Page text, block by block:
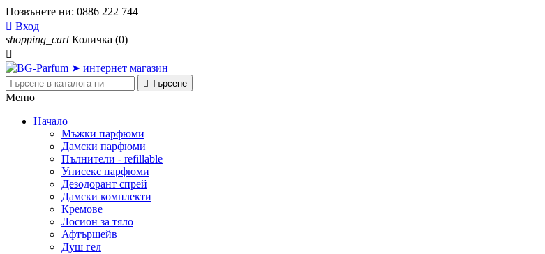
Позвънете ни: 0886 222 744
 Вход
shopping_cart Количка (0)

 Търсене
Меню
Начало
Мъжки парфюми
Дамски парфюми
Пълнители - refillable
Унисекс парфюми
Дезодорант спрей
Дамски комплекти
Кремове
Лосион за тяло
Афтършейв
Душ гел